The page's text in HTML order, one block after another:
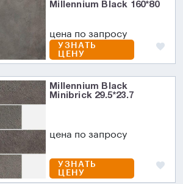
Millennium Black 160*80
цена по запросу
УЗНАТЬ
ЦЕНУ
Millennium Black
Minibrick 29.5*23.7
цена по запросу
УЗНАТЬ
ЦЕНУ